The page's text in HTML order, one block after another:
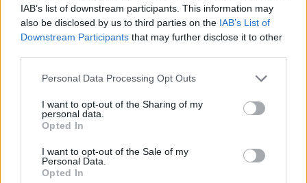
IAB’s list of downstream participants. This information may
also be disclosed by us to third parties on the IAB’s List of
Downstream Participants that may further disclose it to other
Personal Data Processing Opt Outs
I want to opt-out of the Sharing of my
personal data.
Opted In
I want to opt-out of the Sale of my
Personal Data.
Opted In
I helgen är det dags för Mikkeller Beer Celebration
Copenhagen igen. Nästan 100 bryggerier blir det.